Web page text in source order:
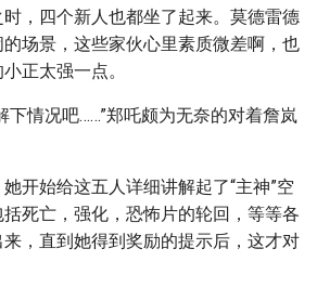
，四个新人也都坐了起来。莫德雷德
场景，这些家伙心里素质微差啊，也
正太强一点。
下情况吧……”郑吒颇为无奈的对着詹岚
开始给这五人详细讲解起了“主神”空
死亡，强化，恐怖片的轮回，等等各
，直到她得到奖励的提示后，这才对